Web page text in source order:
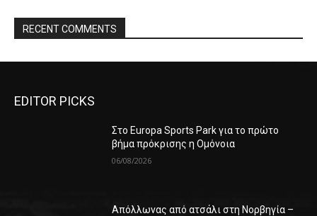
RECENT COMMENTS
EDITOR PICKS
Στο Europa Sports Park για το πρώτο
βήμα πρόκρισης η Ομόνοια
06/08/2026
Απόλλωνας από ατσάλι στη Νορβηγία –